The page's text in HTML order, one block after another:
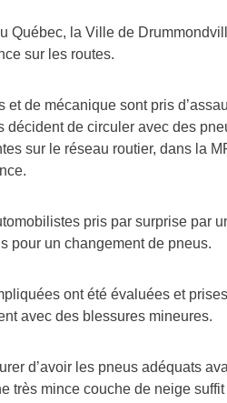
Québec, la Ville de
sur les routes.
et de mécanique sont pris
décident de circuler avec des
sur le réseau routier, dans la
pris par surprise par
pour un changement de pneus.
ont été évaluées et
avec des blessures mineures.
d’avoir les pneus adéquats
très mince couche de neige